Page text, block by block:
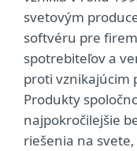
svetovým
softvéru pre
spotrebiteľov a
proti vznikajúcim
Produkty
najpokročilejšie
riešenia na